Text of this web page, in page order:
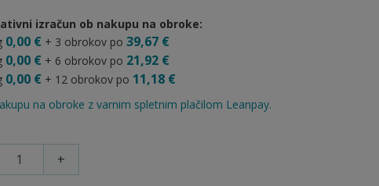
izračun ob nakupu na obroke:
0,00 € + 3 obrokov po 39,67 €
0,00 € + 6 obrokov po 21,92 €
0,00 € + 12 obrokov po 11,18 €
na obroke z varnim spletnim plačilom Leanpay.
+